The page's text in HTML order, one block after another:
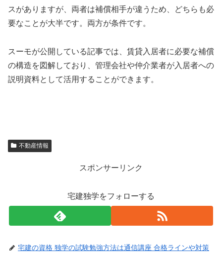
スがありますが、両者は補償相手が違うため、どちらも必
要なことが大半です。両方が条件です。
スーモが公開している記事では、賃貸入居者に必要な補償
の構造を図解しており、管理会社や仲介業者が入居者への
説明資料として活用することができます。
不動産情報
スポンサーリンク
宅建独学をフォローする
宅建の資格 独学の試験勉強方法は通信講座 合格ラインや対策